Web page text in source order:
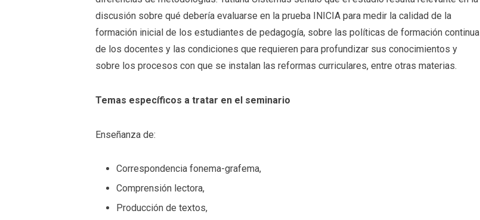
discusión sobre qué debería evaluarse en la prueba INICIA para medir la calidad de la
formación inicial de los estudiantes de pedagogía, sobre las políticas de formación continua
de los docentes y las condiciones que requieren para profundizar sus conocimientos y
sobre los procesos con que se instalan las reformas curriculares, entre otras materias.
Temas específicos a tratar en el seminario
Enseñanza de:
Correspondencia fonema-grafema,
Comprensión lectora,
Producción de textos,